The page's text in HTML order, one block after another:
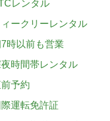
レンタル
ークリーレンタル
時以前も営業
時間帯レンタル
予約
運転免許証